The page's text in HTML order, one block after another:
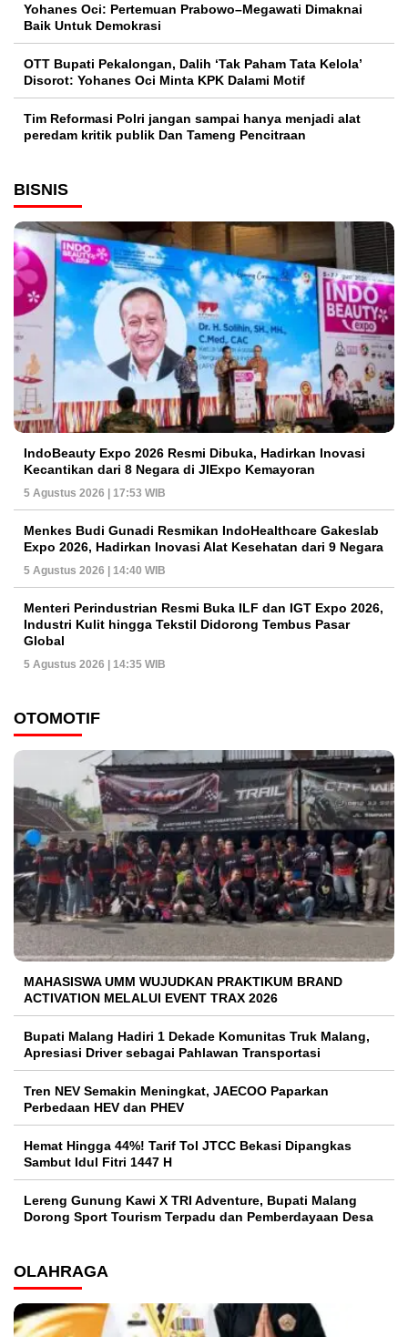
Yohanes Oci: Pertemuan Prabowo–Megawati Dimaknai
Baik Untuk Demokrasi
OTT Bupati Pekalongan, Dalih ‘Tak Paham Tata Kelola’
Disorot: Yohanes Oci Minta KPK Dalami Motif
Tim Reformasi Polri jangan sampai hanya menjadi alat
peredam kritik publik Dan Tameng Pencitraan
BISNIS
IndoBeauty Expo 2026 Resmi Dibuka, Hadirkan Inovasi
Kecantikan dari 8 Negara di JIExpo Kemayoran
5 Agustus 2026 | 17:53 WIB
Menkes Budi Gunadi Resmikan IndoHealthcare Gakeslab
Expo 2026, Hadirkan Inovasi Alat Kesehatan dari 9 Negara
5 Agustus 2026 | 14:40 WIB
Menteri Perindustrian Resmi Buka ILF dan IGT Expo 2026,
Industri Kulit hingga Tekstil Didorong Tembus Pasar
Global
5 Agustus 2026 | 14:35 WIB
OTOMOTIF
MAHASISWA UMM WUJUDKAN PRAKTIKUM BRAND
ACTIVATION MELALUI EVENT TRAX 2026
Bupati Malang Hadiri 1 Dekade Komunitas Truk Malang,
Apresiasi Driver sebagai Pahlawan Transportasi
Tren NEV Semakin Meningkat, JAECOO Paparkan
Perbedaan HEV dan PHEV
Hemat Hingga 44%! Tarif Tol JTCC Bekasi Dipangkas
Sambut Idul Fitri 1447 H
Lereng Gunung Kawi X TRI Adventure, Bupati Malang
Dorong Sport Tourism Terpadu dan Pemberdayaan Desa
OLAHRAGA